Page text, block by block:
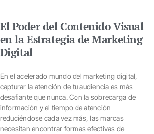
El Poder del Contenido Visual
en la Estrategia de Marketing
Digital
En el acelerado mundo del marketing digital,
capturar la atención de tu audiencia es más
desafiante que nunca. Con la sobrecarga de
información y el tiempo de atención
reduciéndose cada vez más, las marcas
necesitan encontrar formas efectivas de